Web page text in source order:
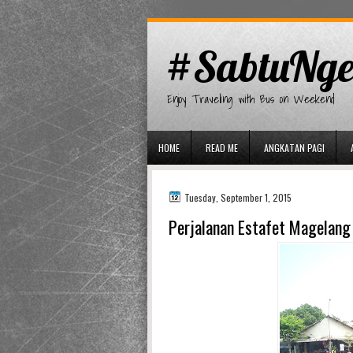
Enjoy Traveling with Bus on Weekend
HOME READ ME ANGKATAN PAGI
Tuesday, September 1, 2015
Perjalanan Estafet